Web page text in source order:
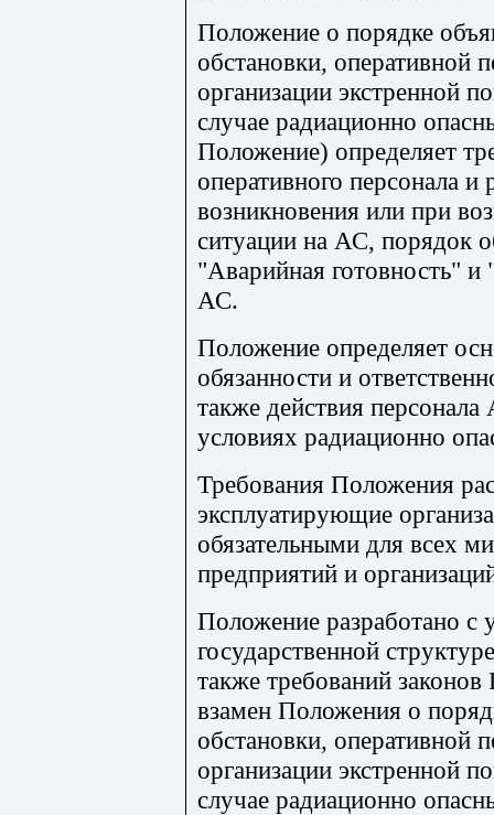
Положение о порядке
обстановки, оперативной
организации экстренной
случае радиационно
Положение) определяет
оперативного персонала
возникновения или при
ситуации на АС, порядок
"Аварийная готовность" и
АС.
Положение определяет
обязанности и
также действия
условиях радиационно
Требования Положения
эксплуатирующие
обязательными для всех
предприятий и
Положение разработано с
государственной
также требований
взамен Положения о
обстановки, оперативной
организации экстренной
случае радиационно